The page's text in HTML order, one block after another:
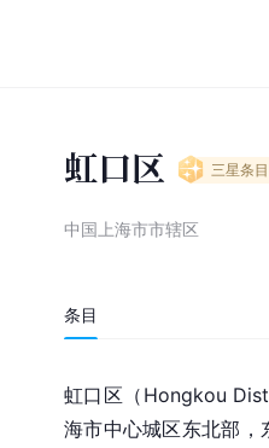
虹口区 三星条目
中国上海市市辖区
条目
虹口区（Hongkou
海市中心城区东北部，